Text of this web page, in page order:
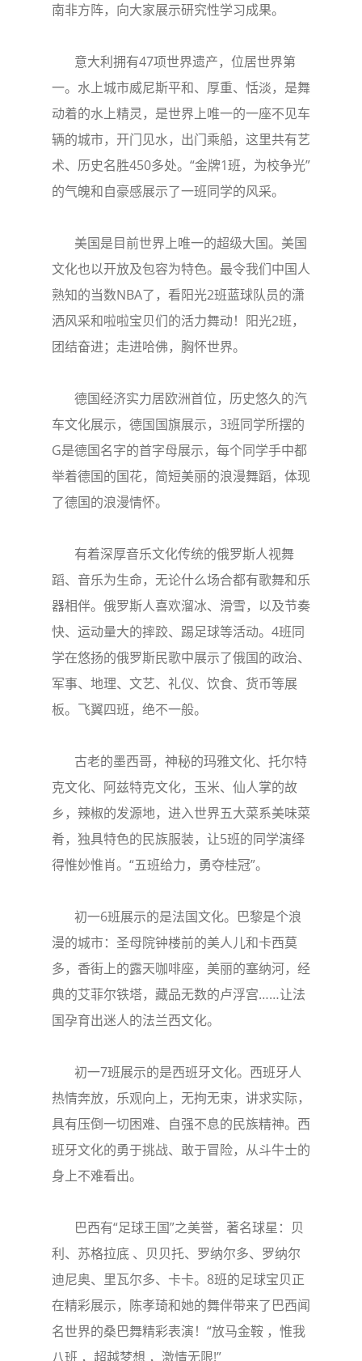
南非方阵，向大家展示研究性学习成果。
意大利拥有47项世界遗产，位居世界第
一。水上城市威尼斯平和、厚重、恬淡，是舞
动着的水上精灵，是世界上唯一的一座不见车
辆的城市，开门见水，出门乘船，这里共有艺
术、历史名胜450多处。“金牌1班，为校争光”
的气魄和自豪感展示了一班同学的风采。
美国是目前世界上唯一的超级大国。美国
文化也以开放及包容为特色。最令我们中国人
熟知的当数NBA了，看阳光2班蓝球队员的潇
洒风采和啦啦宝贝们的活力舞动！阳光2班，
团结奋进；走进哈佛，胸怀世界。
德国经济实力居欧洲首位，历史悠久的汽
车文化展示，德国国旗展示，3班同学所摆的
G是德国名字的首字母展示，每个同学手中都
举着德国的国花，简短美丽的浪漫舞蹈，体现
了德国的浪漫情怀。
有着深厚音乐文化传统的俄罗斯人视舞
蹈、音乐为生命，无论什么场合都有歌舞和乐
器相伴。俄罗斯人喜欢溜冰、滑雪，以及节奏
快、运动量大的摔跤、踢足球等活动。4班同
学在悠扬的俄罗斯民歌中展示了俄国的政治、
军事、地理、文艺、礼仪、饮食、货币等展
板。飞翼四班，绝不一般。
古老的墨西哥，神秘的玛雅文化、托尔特
克文化、阿兹特克文化，玉米、仙人掌的故
乡，辣椒的发源地，进入世界五大菜系美味菜
肴，独具特色的民族服装，让5班的同学演绎
得惟妙惟肖。“五班给力，勇夺桂冠”。
初一6班展示的是法国文化。巴黎是个浪
漫的城市：圣母院钟楼前的美人儿和卡西莫
多，香街上的露天咖啡座，美丽的塞纳河，经
典的艾菲尔铁塔，藏品无数的卢浮宫……让法
国孕育出迷人的法兰西文化。
初一7班展示的是西班牙文化。西班牙人
热情奔放，乐观向上，无拘无束，讲求实际，
具有压倒一切困难、自强不息的民族精神。西
班牙文化的勇于挑战、敢于冒险，从斗牛士的
身上不难看出。
巴西有“足球王国”之美誉，著名球星：贝
利、苏格拉底 、贝贝托、罗纳尔多、罗纳尔
迪尼奥、里瓦尔多、卡卡。8班的足球宝贝正
在精彩展示，陈孝琦和她的舞伴带来了巴西闻
名世界的桑巴舞精彩表演！“放马金鞍 ，惟我
八班 ，超越梦想 ，激情无限!”